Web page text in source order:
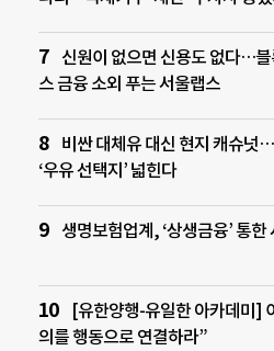
신원이 없으면 신용도 없다…
스 금융 소외 푸는 서울랩스
비싼 대체유 대신 현지 캐슈넛
‘우유 선택지’ 넓힌다
생명보험업계, ‘상생금융’ 통한
[유한양행-유일한 아카데미]
의를 행동으로 연결하라”